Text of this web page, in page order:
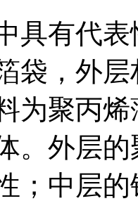
有代表
，外层
为聚丙
。外层
；中层